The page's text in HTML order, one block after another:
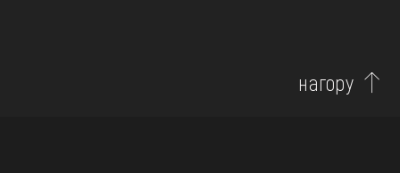
нагору